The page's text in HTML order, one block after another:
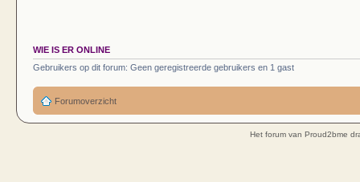
WIE IS ER ONLINE
Gebruikers op dit forum: Geen geregistreerde gebruikers en 1 gast
Forumoverzicht
Het forum van Proud2bme